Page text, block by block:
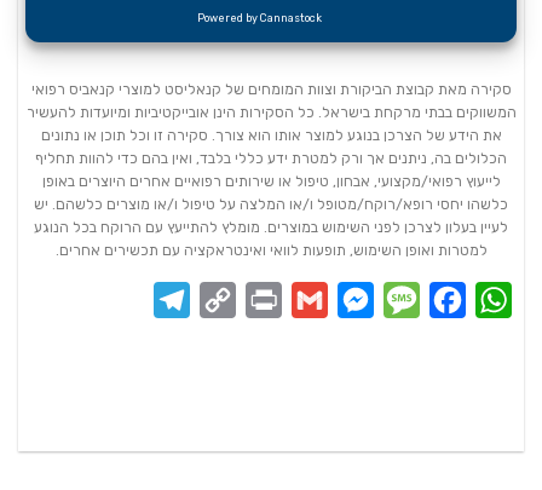
Powered by Cannastock
סקירה מאת קבוצת הביקורת וצוות המומחים של קנאליסט למוצרי קנאביס רפואי
המשווקים בבתי מרקחת בישראל. כל הסקירות הינן אובייקטיביות ומיועדות להעשיר
את הידע של הצרכן בנוגע למוצר אותו הוא צורך. סקירה זו וכל תוכן או נתונים
הכלולים בה, ניתנים אך ורק למטרת ידע כללי בלבד, ואין בהם כדי להוות תחליף
לייעוץ רפואי/מקצועי, אבחון, טיפול או שירותים רפואיים אחרים היוצרים באופן
כלשהו יחסי רופא/רוקח/מטופל ו/או המלצה על טיפול ו/או מוצרים כלשהם. יש
לעיין בעלון לצרכן לפני השימוש במוצרים. מומלץ להתייעץ עם הרוקח בכל הנוגע
למטרות ואופן השימוש, תופעות לוואי ואינטראקציה עם תכשירים אחרים.
WhatsApp
Facebook
Message
Messenger
Gmail
Print
Copy